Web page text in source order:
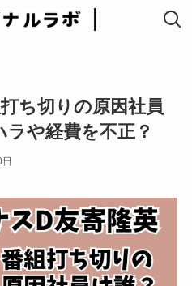
ち切りの原因社員
や経費を不正？